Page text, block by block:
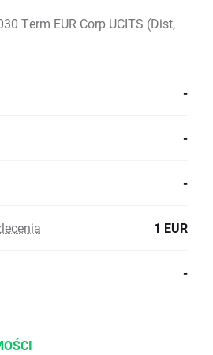
Term EUR Corp UCITS (Dist,
-
-
-
1 EUR
-